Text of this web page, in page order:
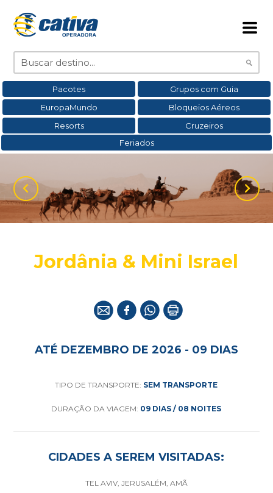
Pacotes
Grupos com Guia
EuropaMundo
Bloqueios Aéreos
Resorts
Cruzeiros
Feriados
Jordânia & Mini Israel
ATÉ DEZEMBRO DE 2026 - 09 DIAS
TIPO DE TRANSPORTE: SEM TRANSPORTE
DURAÇÃO DA VIAGEM: 09 DIAS / 08 NOITES
CIDADES A SEREM VISITADAS:
TEL AVIV, JERUSALÉM, AMÃ